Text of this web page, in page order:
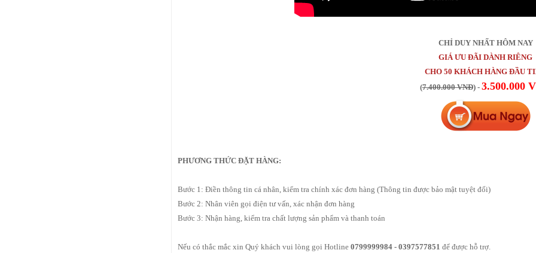
CHỈ DUY NHẤT HÔM NAY
GIÁ ƯU ĐÃI DÀNH RIÊNG
CHO 50 KHÁCH HÀNG ĐẦU
(7.400.000 VNĐ) - 3.500.000
PHƯƠNG THỨC ĐẶT HÀNG:
Bước 1: Điền thông tin cá nhân, kiểm tra chính xác đơn hàng (Thông tin được bảo mật tuyệt đối)
Bước 2: Nhân viên gọi điện tư vấn, xác nhận đơn hàng
Bước 3: Nhận hàng, kiểm tra chất lượng sản phẩm và thanh toán
Nếu có thắc mắc xin Quý khách vui lòng gọi Hotline0799999984 - 0397577851 để được hỗ trợ.